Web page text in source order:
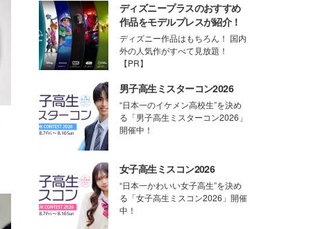
ディズニープラスのおすすめ
作品をモデルプレスが紹介！
ディズニー作品はもちろん！ 国内
外の人気作がすべて見放題！
【PR】
男子高生ミスターコン2026
“日本一のイケメン高校生”を決め
る「男子高生ミスターコン2026」
開催中！
女子高生ミスコン2026
“日本一かわいい女子高生”を決め
る「女子高生ミスコン2026」開催
中！